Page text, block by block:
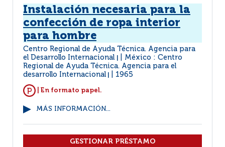
Instalación necesaria para la
confección de ropa interior
para hombre
Centro Regional de Ayuda Técnica. Agencia para
el Desarrollo Internacional
México : Centro
Regional de Ayuda Técnica. Agencia para el
desarrollo Internacional
1965
| En formato papel.
MÁS INFORMACIÓN...